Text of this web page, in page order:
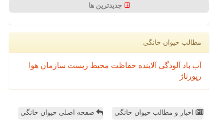
جدیدترین ها
مطالب حیوان خانگی
آب باد آلودگی آلاینده حفاظت محیط زیست سازمان هوا
رپورتاژ
اخبار و مطالب حیوان خانگی صفحه اصلی حیوان خانگی